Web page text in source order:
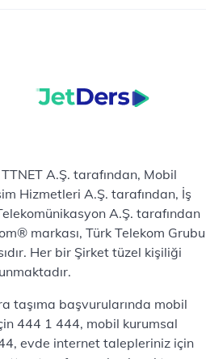
A.Ş. tarafından, Mobil
Hizmetleri A.Ş. tarafından, İş
A.Ş. tarafından
markası, Türk Telekom Grubu
Her bir Şirket tüzel kişiliği
taşıma başvurularında mobil
444 1 444, mobil kurumsal
evde internet talepleriniz için